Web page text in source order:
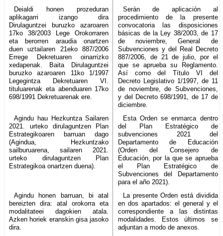
Deialdi honen prozeduran
aplikagarri izango dira
Dirulaguntzei buruzko azaroaren
17ko 38/2003 Lege Orokorraren
eta berorren araudia onartzen
duen uztailaren 21eko 887/2006
Errege Dekretuaren oinarrizko
xedapenak. Baita Dirulaguntzei
buruzko azaroaren 11ko 1/1997
Legegintza Dekretuaren VI.
tituluarenak eta abenduaren 17ko
698/1991 Dekretuarenak ere.
Serán de aplicación al
procedimiento de la presente
convocatoria las disposiciones
básicas de la Ley 38/2003, de 17
de noviembre, General de
Subvenciones y del Real Decreto
887/2006, de 21 de julio, por el
que se aprueba su Reglamento.
Así como del Título VI del
Decreto Legislativo 1/1997, de 11
de noviembre, de Subvenciones,
y del Decreto 698/1991, de 17 de
diciembre.
Agindu hau Hezkuntza Sailaren
2021. urteko dirulaguntzen Plan
Estrategikoaren barruan dago
(Agindua, Hezkuntzako
sailburuarena, sailaren 2021.
urteko dirulaguntzen Plan
Estrategikoa onartzen duena).
Esta Orden se enmarca dentro
del Plan Estratégico de
subvenciones 2021 del
Departamento de Educación
(Orden del Consejero de
Educación, por la que se aprueba
el Plan Estratégico de
Subvenciones del Departamento
para el año 2021).
Agindu honen barruan, bi atal
bereizten dira: atal orokorra eta
modalitateei dagokien atala.
Azken horiek eranskin gisa jasoko
dira.
La presente Orden está dividida
en dos apartados: el general y el
correspondiente a las distintas
modalidades. Estos últimos se
adjuntan a modo de anexos.